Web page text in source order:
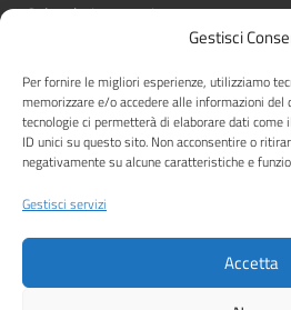
Gestisci
Per fornire le migliori esperienze, utilizziamo
memorizzare e/o accedere alle informazioni
tecnologie ci permetterà di elaborare dati
ID unici su questo sito. Non acconsentire o
negativamente su alcune caratteristiche e
Gestisci servizi
Accetta
Calendario eventi
Pn 21/27
Ptof
Iscrizioni
Sicurezza
Contatti
Amministrazione TrasparenteAlbo
Note legaliDichiarazione di